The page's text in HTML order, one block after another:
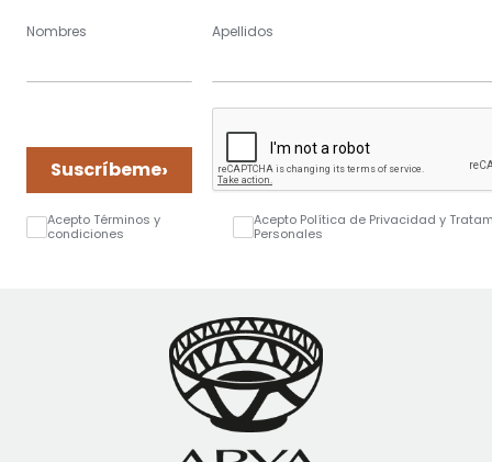
Nombres Apellidos
Suscríbeme›
Acepto Términos y
condiciones
Acepto Política de Privacidad y
Personales